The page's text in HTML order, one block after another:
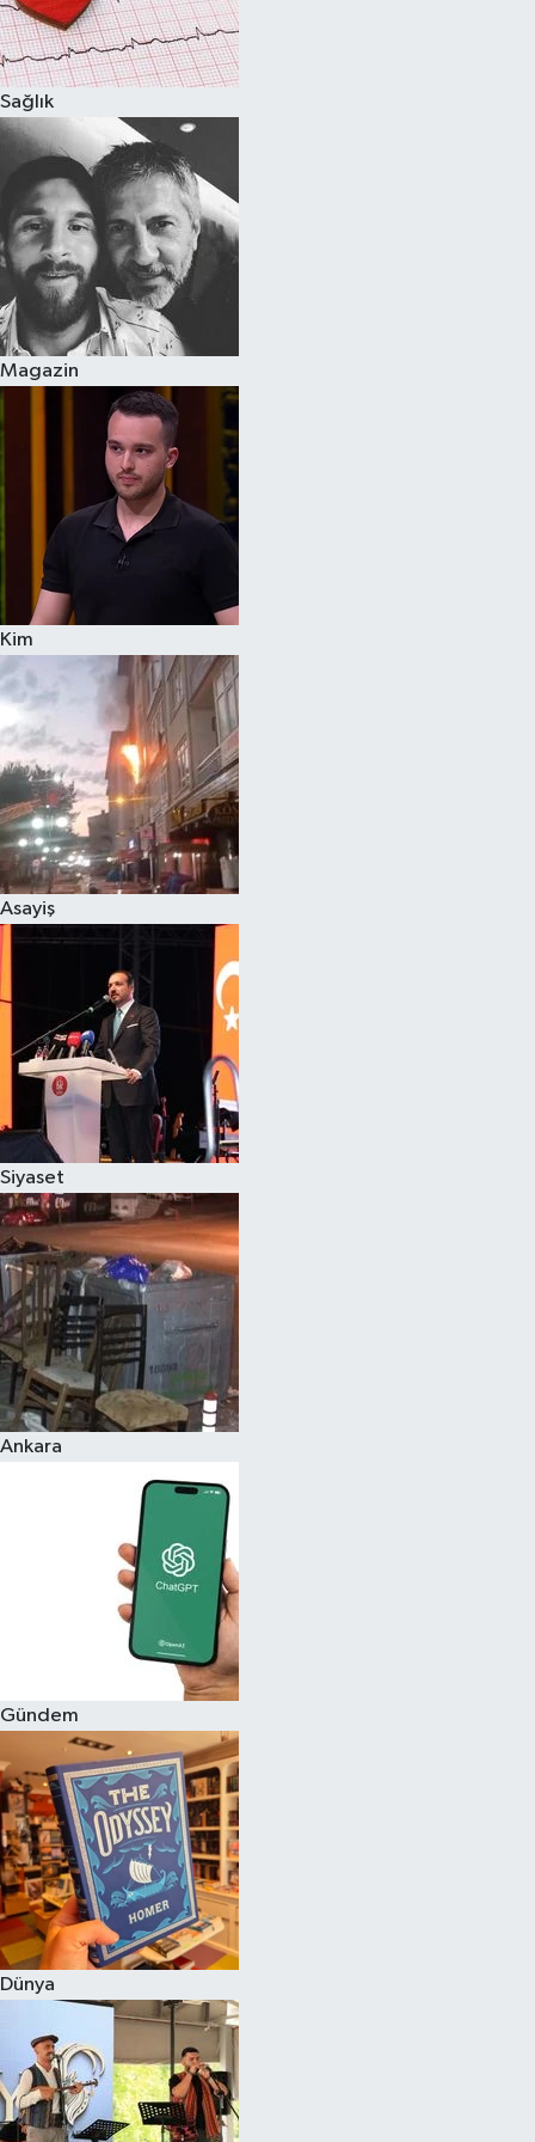
Sağlık
Magazin
Kim
Asayiş
Siyaset
Ankara
Gündem
Dünya
Spor
Çocuk
Eğitim
Hava Durumu
Kadın
Kim kimdir?
Kültür Sanat
Sağlık
Siyaset
Teknoloji
Televizyon
Yaşam-Çevre